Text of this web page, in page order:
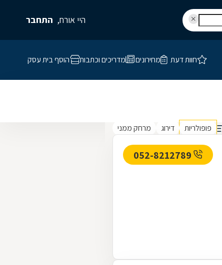
היי אורח, התחבר
חוות דעת מחירונים מדריכים וכתבות הוסף בית עסק
פופולריות דירוג מרחק ממני